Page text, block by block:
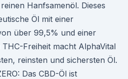
Hanfsamenöl. Dieses
Öl mit einer
über 99,5% und einer
Freiheit macht AlphaVital
reinsten und sichersten Öl.
Das CBD-Öl ist